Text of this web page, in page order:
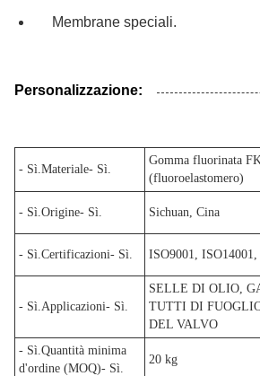
Membrane speciali.
Personalizzazione:
- Sì. Materiale- Sì.
Gomma fluorinata
(fluoroelastomero)
- Sì. Origine- Sì. Sichuan, Cina
- Sì. Certificazioni- Sì. ISO9001, ISO14001,
- Sì. Applicazioni- Sì.
SELLE DI OLIO,
TUTTI DI
DEL VALVO
- Sì. Quantità minima
d'ordine (MOQ)- Sì.
20 kg